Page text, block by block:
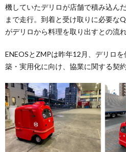
機していたデリロが店舗で積み込ん
まで走行。到着と受け取りに必要な
がデリロから料理を取り出すとの流れ
ENEOSとZMPは昨年12月、デリロ
築・実用化に向け、協業に関する契